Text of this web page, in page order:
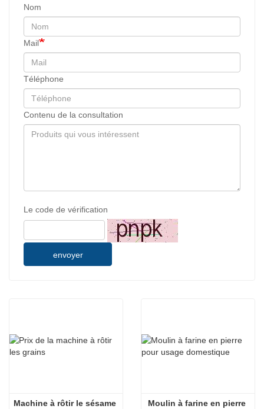
Nom
Mail
Téléphone
Contenu de la consultation
Le code de vérification
envoyer
Machine à rôtir le sésame
Moulin à farine en pierre